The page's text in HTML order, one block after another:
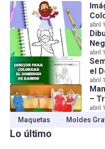
abril
abril
el
abril
–
abril
Maquetas Moldes
Lo último